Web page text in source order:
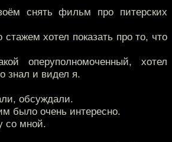
снять фильм про питерских
стажем хотел показать про то, что
оперуполномоченный, хотел
знал и видел я.
обсуждали.
было очень интересно.
со мной.